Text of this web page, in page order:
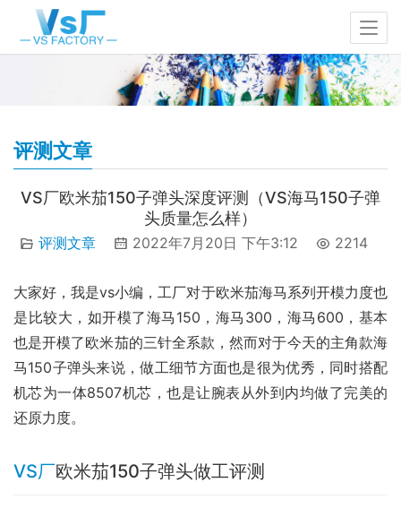
评测文章
VS厂欧米茄150子弹头深度评测（VS海马150子弹
头质量怎么样）
评测文章 2022年7月20日 下午3:12 2214
大家好，我是vs小编，工厂对于欧米茄海马系列开模力度也
是比较大，如开模了海马150，海马300，海马600，基本
也是开模了欧米茄的三针全系款，然而对于今天的主角款海
马150子弹头来说，做工细节方面也是很为优秀，同时搭配
机芯为一体8507机芯，也是让腕表从外到内均做了完美的
还原力度。
VS厂欧米茄150子弹头做工评测